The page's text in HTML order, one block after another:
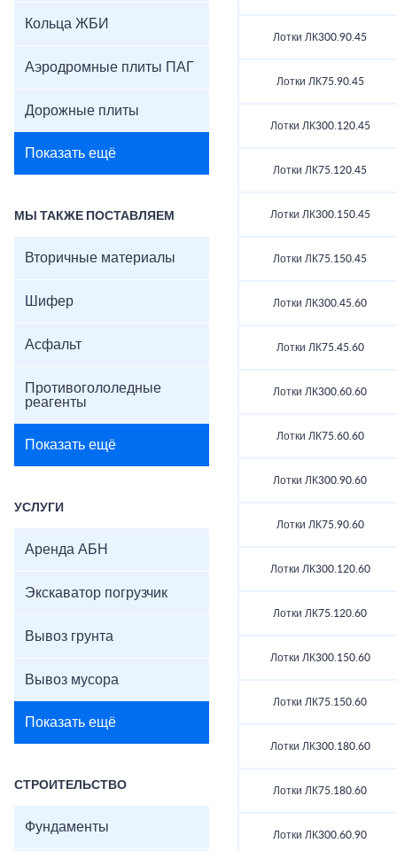
Кольца ЖБИ
Аэродромные плиты ПАГ
Дорожные плиты
Показать ещё
МЫ ТАКЖЕ ПОСТАВЛЯЕМ
Вторичные материалы
Шифер
Асфальт
Противогололедные
реагенты
Показать ещё
УСЛУГИ
Аренда АБН
Экскаватор погрузчик
Вывоз грунта
Вывоз мусора
Показать ещё
СТРОИТЕЛЬСТВО
Фундаменты
Лотки ЛК300.90.45
Лотки ЛК75.90.45
Лотки ЛК300.120.45
Лотки ЛК75.120.45
Лотки ЛК300.150.45
Лотки ЛК75.150.45
Лотки ЛК300.45.60
Лотки ЛК75.45.60
Лотки ЛК300.60.60
Лотки ЛК75.60.60
Лотки ЛК300.90.60
Лотки ЛК75.90.60
Лотки ЛК300.120.60
Лотки ЛК75.120.60
Лотки ЛК300.150.60
Лотки ЛК75.150.60
Лотки ЛК300.180.60
Лотки ЛК75.180.60
Лотки ЛК300.60.90